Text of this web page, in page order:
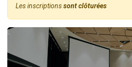
Les inscriptionssont clôturées
L